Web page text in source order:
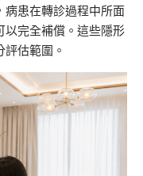
病患在轉診過程中所面
以完全補償。這些隱形
估範圍。